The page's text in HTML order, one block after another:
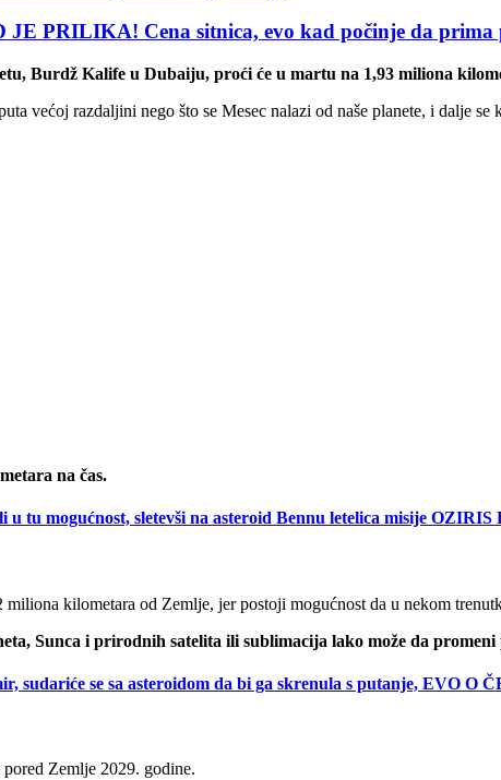
PRILIKA! Cena sitnica, evo kad počinje da prima
Burdž Kalife u Dubaiju, proći će u martu na 1,93 miliona
većoj razdaljini nego što se Mesec nalazi od naše planete, i dalje
na čas.
tu mogućnost, sletevši na asteroid Bennu letelica misije
kilometara od Zemlje, jer postoji mogućnost da u nekom
Sunca i prirodnih satelita ili sublimacija lako može da
se sa asteroidom da bi ga skrenula s putanje, EVO O
Zemlje 2029. godine.